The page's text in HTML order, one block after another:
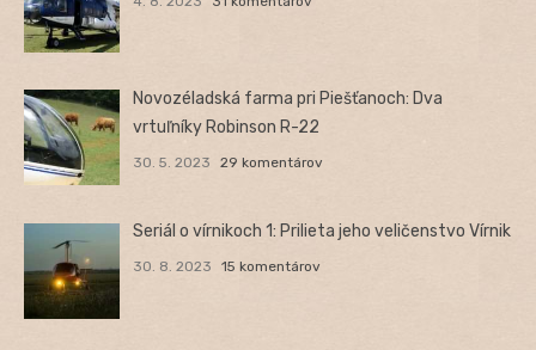
Novozéladská farma pri Piešťanoch: Dva
vrtuľníky Robinson R-22
30. 5. 2023 29 komentárov
Seriál o vírnikoch 1: Prilieta jeho veličenstvo Vírnik
30. 8. 2023 15 komentárov